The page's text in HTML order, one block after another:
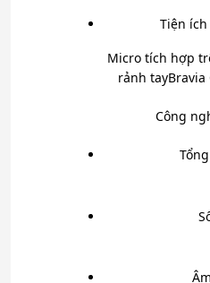
Tiện
Micro tích hợp
rảnh tayBravia
Công